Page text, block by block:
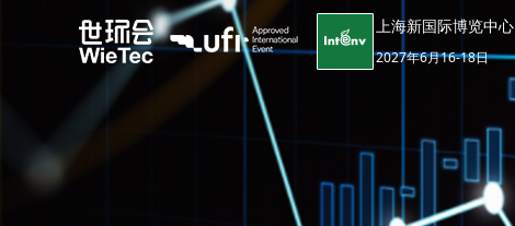
上海新国际博览中心
2027年6月16-18日